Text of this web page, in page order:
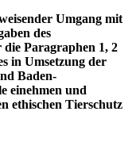
Umgang mit
des
die Paragraphen 1, 2
in Umsetzung der
Baden-
einehmen und
ethischen Tierschutz